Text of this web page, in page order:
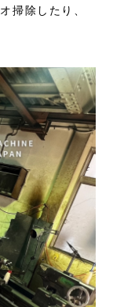
掃除したり、